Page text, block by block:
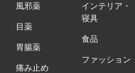
風邪薬
目薬
胃腸薬
痛み止め
インテリア・
寝具
食品
ファッション